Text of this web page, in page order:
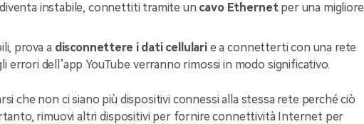
instabile, connettiti tramite un cavo Ethernetper una migliore
prova a disconnettere i dati cellularie a connetterti con una rete
errori dell’app YouTube verranno rimossi in modo significativo.
che non ci siano più dispositivi connessi alla stessa rete perché ciò
rimuovi altri dispositivi per fornire connettività Internet per